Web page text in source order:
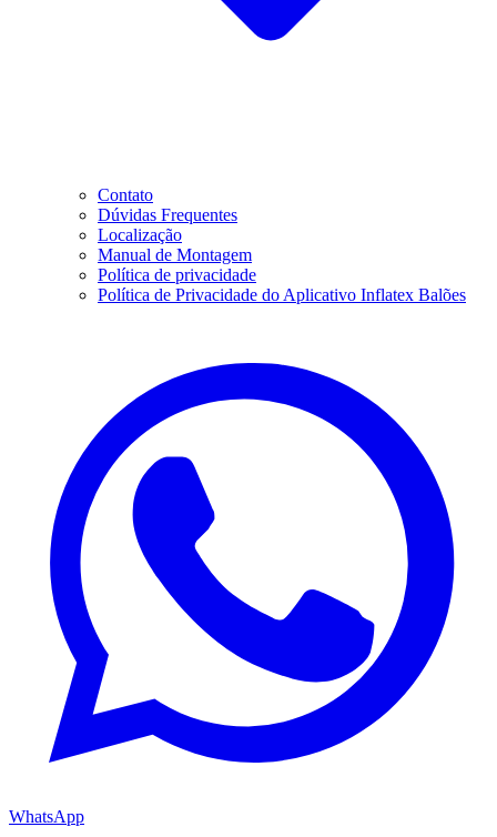
Contato
Dúvidas Frequentes
Localização
Manual de Montagem
Política de privacidade
Política de Privacidade do Aplicativo Inflatex Balões
WhatsApp